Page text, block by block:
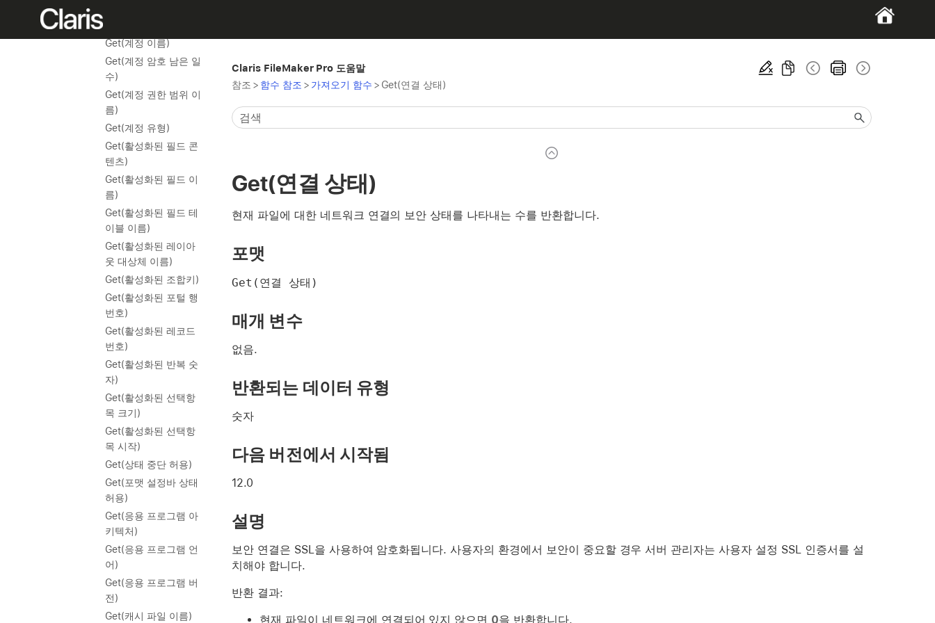
Get(계정 이름)
Get(계정 암호 남은 일
수)
Get(계정 권한 범위 이
름)
Get(계정 유형)
Get(활성화된 필드 콘
텐츠)
Get(활성화된 필드 이
름)
Get(활성화된 필드 테
이블 이름)
Get(활성화된 레이아
웃 대상체 이름)
Get(활성화된 조합키)
Get(활성화된 포털 행
번호)
Get(활성화된 레코드
번호)
Get(활성화된 반복 숫
자)
Get(활성화된 선택항
목 크기)
Get(활성화된 선택항
목 시작)
Get(상태 중단 허용)
Get(포맷 설정바 상태
허용)
Get(응용 프로그램 아
키텍처)
Get(응용 프로그램 언
어)
Get(응용 프로그램 버
전)
Get(캐시 파일 이름)
Claris FileMaker Pro 도움말
참조 > 함수 참조 > 가져오기 함수 > Get(연결 상태)
Get(연결 상태)
현재 파일에 대한 네트워크 연결의 보안 상태를 나타내는 수를 반환합니다.
포맷
Get(연결 상태)
매개 변수
없음.
반환되는 데이터 유형
숫자
다음 버전에서 시작됨
12.0
설명
보안 연결은 SSL을 사용하여 암호화됩니다. 사용자의 환경에서 보안이 중요할 경우 서버 관리자는 사용자 설정 SSL 인증서를 설
치해야 합니다.
반환 결과:
현재 파일이 네트워크에 연결되어 있지 않으면 0을 반환합니다.